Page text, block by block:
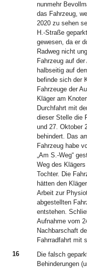
nunmehr
das Fahrzeug,
2020 zu sehen
H.-Straße
gewesen, da er
Radweg nicht
Fahrzeug auf
halbseitig auf
befinde sich der
Fahrzeuge der
Kläger am
Durchfahrt mit
dieser Stelle die
und 27. Oktober
behindert. Das
Fahrzeug habe
„Am S.-Weg“
Weg des
Tochter. Die
hätten den
Arbeit zur
abgestellten
entstehen.
Aufnahme vom
Nachbarschaft
Fahrradfahrt mit
16
Die falsch
Behinderungen